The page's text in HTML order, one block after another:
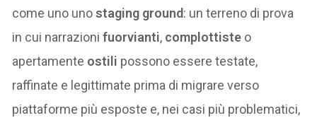
come uno unostaging ground: un terreno di prova
in cui narrazionifuorvianti, complottiste o
apertamente ostili possono essere testate,
raffinate e legittimate prima di migrare verso
piattaforme più esposte e, nei casi più problematici,